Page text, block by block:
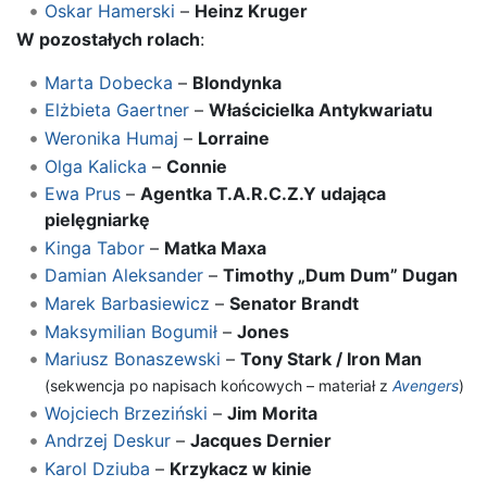
Oskar Hamerski – Heinz Kruger
W pozostałych rolach:
Marta Dobecka – Blondynka
Elżbieta Gaertner– Właścicielka Antykwariatu
Weronika Humaj – Lorraine
Olga Kalicka – Connie
Ewa Prus– Agentka T.A.R.C.Z.Y udająca
pielęgniarkę
Kinga Tabor– Matka Maxa
Damian Aleksander– Timothy „Dum Dum” Dugan
Marek Barbasiewicz – Senator Brandt
Maksymilian Bogumił– Jones
Mariusz Bonaszewski – Tony Stark / Iron Man
(sekwencja po napisach końcowych – materiał z Avengers)
Wojciech Brzeziński – Jim Morita
Andrzej Deskur– Jacques Dernier
Karol Dziuba – Krzykacz w kinie